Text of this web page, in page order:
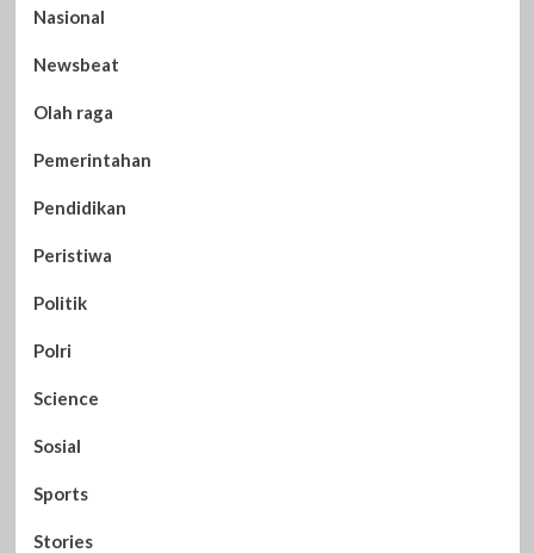
Nasional
Newsbeat
Olah raga
Pemerintahan
Pendidikan
Peristiwa
Politik
Polri
Science
Sosial
Sports
Stories